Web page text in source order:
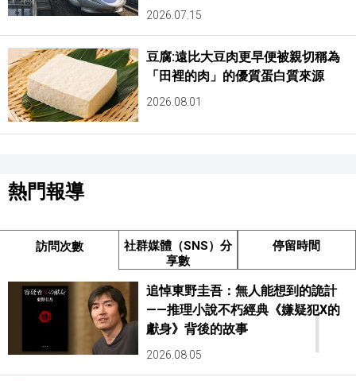
2026.07.15
豆腐:遠比大豆肉更早便被親切稱為
「田裡的肉」的優質蛋白質來源
2026.08.01
熱門報導
訪問次數
社群媒體（SNS）分
享數
停留時間
1
追悼東野圭吾：無人能想到的詭計
——推理小說不朽經典《嫌疑犯X的
獻身》背後的故事
2026.08.05